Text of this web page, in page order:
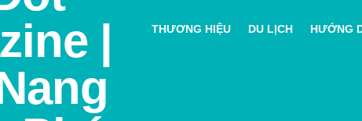
THƯƠNG HIỆU DU LỊCH HƯỚNG